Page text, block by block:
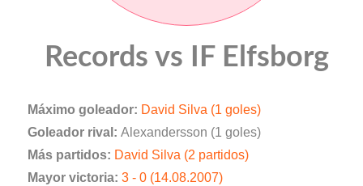
Records vs IF Elfsborg
Máximo goleador: David Silva (1 goles)
Goleador rival: Alexandersson (1 goles)
Más partidos: David Silva (2 partidos)
Mayor victoria: 3 - 0 (14.08.2007)